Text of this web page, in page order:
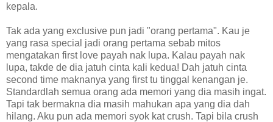
kepala.
Tak ada yang exclusive pun jadi "orang pertama". Kau je
yang rasa special jadi orang pertama sebab mitos
mengatakan first love payah nak lupa. Kalau payah nak
lupa, takde de dia jatuh cinta kali kedua! Dah jatuh cinta
second time maknanya yang first tu tinggal kenangan je.
Standardlah semua orang ada memori yang dia masih ingat.
Tapi tak bermakna dia masih mahukan apa yang dia dah
hilang. Aku pun ada memori syok kat crush. Tapi bila crush